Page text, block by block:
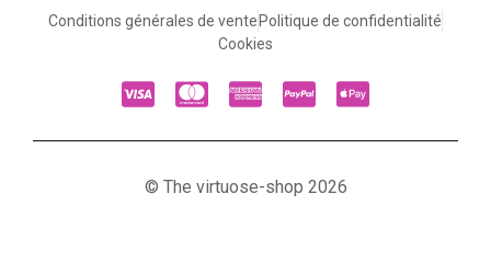
Conditions générales de vente Politique de confidentialité
Cookies
© The virtuose-shop 2026